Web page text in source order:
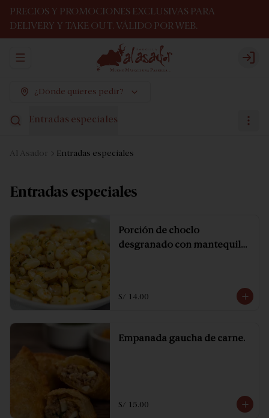
PRECIOS Y PROMOCIONES EXCLUSIVAS PARA
DELIVERY Y TAKE OUT. VÁLIDO POR WEB.
Abrir menu de navegación
¿Dónde quieres pedir?
Entradas especiales
Al Asador Entradas especiales
Entradas especiales
Porción de choclo
desgranado con mantequilla
S/ 14.00
Empanada gaucha de carne.
S/ 15.00